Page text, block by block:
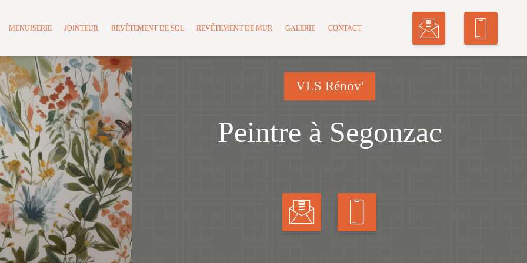
MENUISERIE JOINTEUR REVÊTEMENT DE SOL REVÊTEMENT DE MUR GALERIE CONTACT
VLS Rénov'
Peintre à Segonzac